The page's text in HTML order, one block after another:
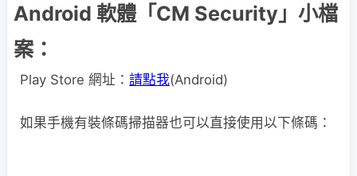
Android 軟體「CM Security」小檔
案：
Play Store 網址： 請點我(Android)
如果手機有裝條碼掃描器也可以直接使用以下條碼：